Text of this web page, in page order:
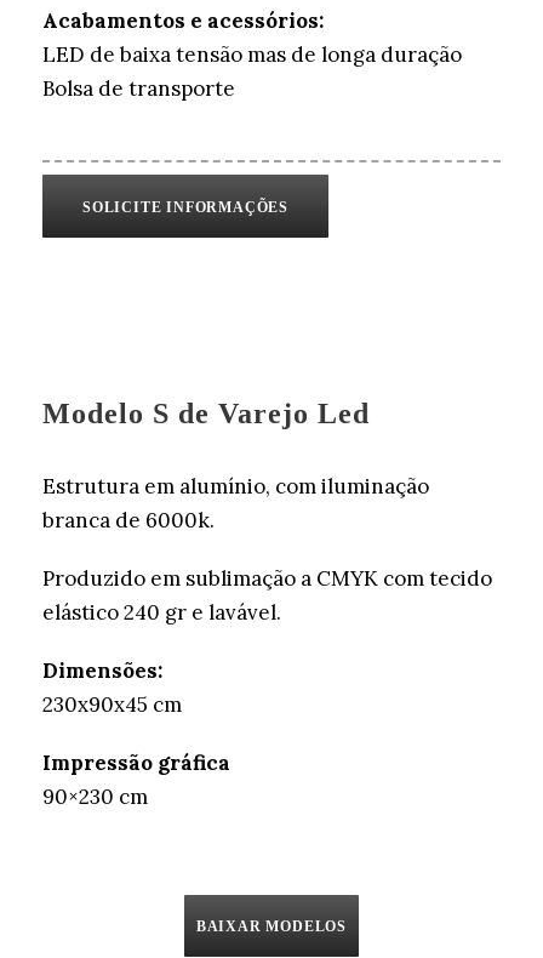
Acabamentos e acessórios:
LED de baixa tensão mas de longa duração
Bolsa de transporte
SOLICITE INFORMAÇÕES
Modelo S de Varejo Led
Estrutura em alumínio, com iluminação
branca de 6000k.
Produzido em sublimação a CMYK com tecido
elástico 240 gr e lavável.
Dimensões:
230x90x45 cm
Impressão gráfica
90×230 cm
BAIXAR MODELOS